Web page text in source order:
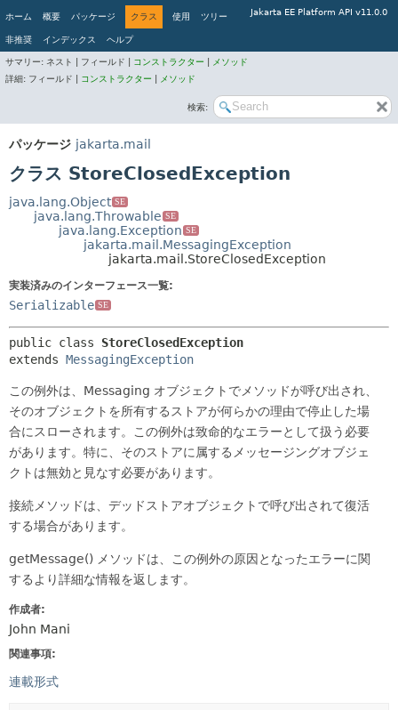
Jakarta EE Platform API v11.0.0
ホーム 概要 パッケージ クラス 使用 ツリー
非推奨 インデックス ヘルプ
サマリー: ネスト | フィールド | コンストラクター
メソッド
詳細: フィールド | コンストラクター メソッド
検索:
パッケージ jakarta.mail
クラス StoreClosedException
java.lang.Object SE
java.lang.Throwable SE
java.lang.Exception SE
jakarta.mail.MessagingException
jakarta.mail.StoreClosedException
実装済みのインターフェース一覧:
Serializable SE
public class StoreClosedException
extends MessagingException
この例外は、Messaging オブジェクトでメソッドが呼び出され、
そのオブジェクトを所有するストアが何らかの理由で停止した場
合にスローされます。この例外は致命的なエラーとして扱う必要
があります。特に、そのストアに属するメッセージングオブジェ
クトは無効と見なす必要があります。
接続メソッドは、デッドストアオブジェクトで呼び出されて復活
する場合があります。
getMessage() メソッドは、この例外の原因となったエラーに関
するより詳細な情報を返します。
作成者:
John Mani
関連事項:
連載形式